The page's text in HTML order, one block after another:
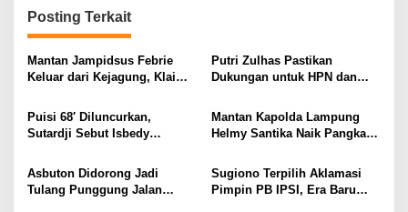
i
g
a
s
i
p
s
Posting Terkait
Mantan Jampidsus Febrie
Keluar dari Kejagung, Klaim
Putri Zulhas Pastikan
Dukungan untuk HPN dan
Lampung Punya Peluang
Promosi Nasional
Puisi 68′ Diluncurkan,
Sutardji Sebut Isbedy
Kualitas
Mantan Kapolda Lampung
Helmy Santika Naik Pangkat
Perwira Tinggi Polri yang
Meraih Bintang Tiga, Pernah
Ungkap Jaringan Fredy
Asbuton Didorong Jadi
Tulang Punggung Jalan
Sugiono Terpilih Aklamasi
Pimpin PB IPSI, Era Baru